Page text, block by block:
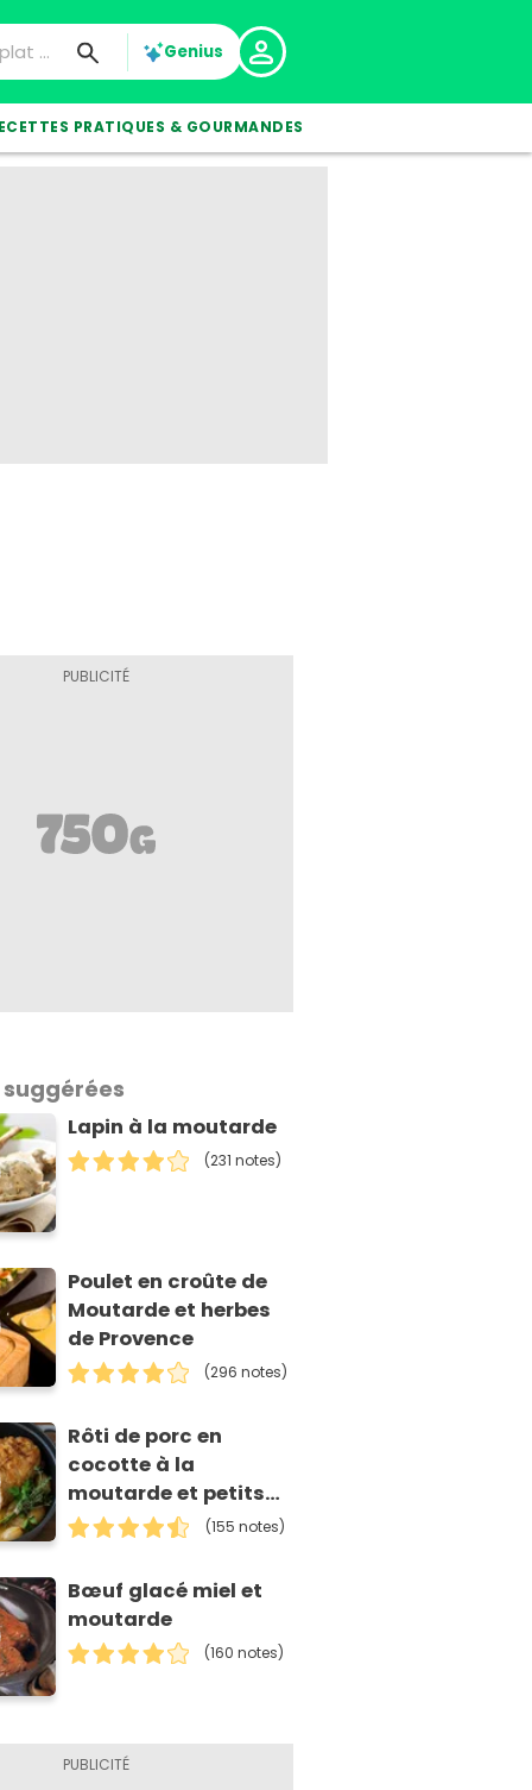
Genius
PRATIQUES & GOURMANDES
Lapin à la moutarde
(231 notes)
Poulet en croûte de
Moutarde et herbes
de Provence
(296 notes)
Rôti de porc en
cocotte à la
moutarde et petits
oignons
(155 notes)
Bœuf glacé miel et
moutarde
(160 notes)